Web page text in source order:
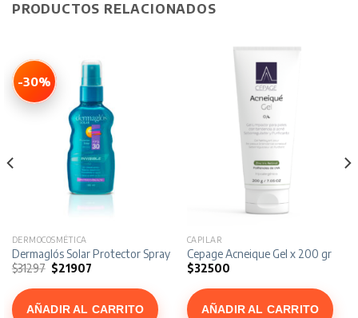
PRODUCTOS RELACIONADOS
-30%
DERMOCOSMÉTICA
Dermaglós Solar Protector Spray FPS 30 Invisible x 180 ml
$31297 El
precio
original
$31297.
$21907El
actual
$21907.
AÑADIR AL CARRITO
CAPILAR
Cepage Acneique Gel x 200 gr
$32500
AÑADIR AL CARRITO
50 x 180 ml